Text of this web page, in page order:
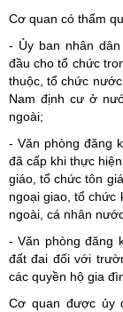
Cơ quan có thẩm
- Ủy ban nhân
đầu cho tổ chức
thuộc, tổ chức
Nam định cư ở
ngoài;
- Văn phòng đăng
đã cấp khi thực
giáo, tổ chức tôn
ngoại giao, tổ chức
ngoài, cá nhân
- Văn phòng đăng
đất đai đối với
các quyền hộ gia
Cơ quan được ủy